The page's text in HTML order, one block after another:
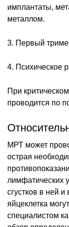
имплантаты,
металлом.
3. Первый
4. Психическое
При
проводится по
МРТ может
острая
лимфатических
сгустков в ней
яйцеклетка
специалистом